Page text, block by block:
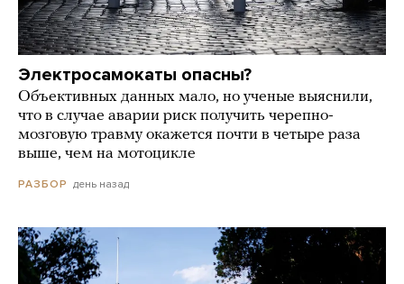
Электросамокаты опасны?
Объективных данных мало, но ученые выяснили,
что в случае аварии риск получить черепно-
мозговую травму окажется почти в четыре раза
выше, чем на мотоцикле
РАЗБОР день назад